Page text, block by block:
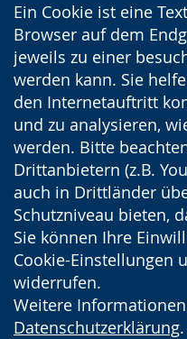
Ein Cookie ist eine
Browser auf dem
jeweils zu einer
werden kann. Sie
den Internetauftritt
und zu analysieren,
werden. Bitte
Drittanbietern (z.B.
auch in Drittländer
Schutzniveau bieten,
Sie können Ihre
Cookie-Einstellungen
widerrufen.
Weitere
Datenschutzerklärung.